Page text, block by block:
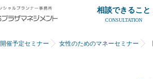
相談できること
CONSULTATION
開催予定セミナー 女性のためのマネーセミナー